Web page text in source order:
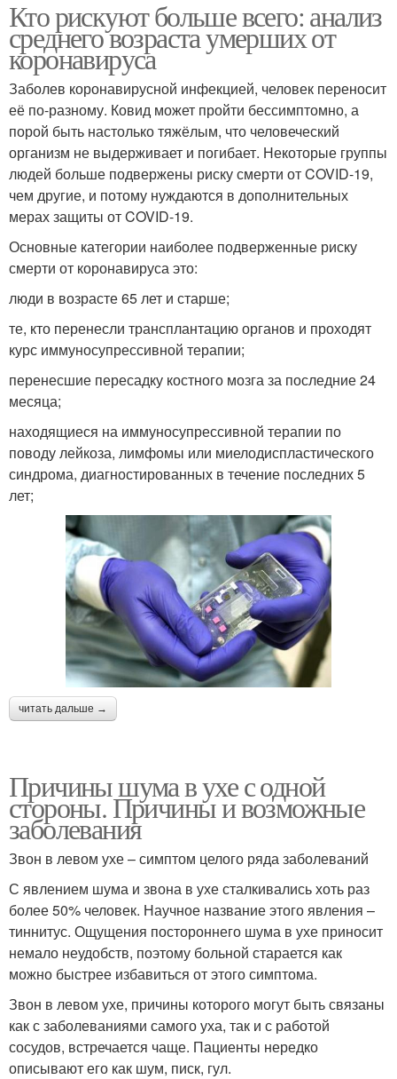
Кто рискуют больше всего: анализ
среднего возраста умерших от
коронавируса
Заболев коронавирусной инфекцией, человек переносит
её по-разному. Ковид может пройти бессимптомно, а
порой быть настолько тяжёлым, что человеческий
организм не выдерживает и погибает. Некоторые группы
людей больше подвержены риску смерти от COVID-19,
чем другие, и потому нуждаются в дополнительных
мерах защиты от COVID-19.
Основные категории наиболее подверженные риску
смерти от коронавируса это:
люди в возрасте 65 лет и старше;
те, кто перенесли трансплантацию органов и проходят
курс иммуносупрессивной терапии;
перенесшие пересадку костного мозга за последние 24
месяца;
находящиеся на иммуносупрессивной терапии по
поводу лейкоза, лимфомы или миелодиспластического
синдрома, диагностированных в течение последних 5
лет;
читать дальше →
Причины шума в ухе с одной
стороны. Причины и возможные
заболевания
Звон в левом ухе – симптом целого ряда заболеваний
С явлением шума и звона в ухе сталкивались хоть раз
более 50% человек. Научное название этого явления –
тиннитус. Ощущения постороннего шума в ухе приносит
немало неудобств, поэтому больной старается как
можно быстрее избавиться от этого симптома.
Звон в левом ухе, причины которого могут быть связаны
как с заболеваниями самого уха, так и с работой
сосудов, встречается чаще. Пациенты нередко
описывают его как шум, писк, гул.